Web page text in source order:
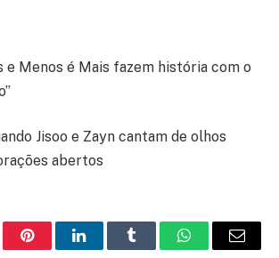
e Menos é Mais fazem história com o
Jisoo e Zayn cantam de olhos
abertos
PinterestLinkedInTumblr WhatsApp
E-